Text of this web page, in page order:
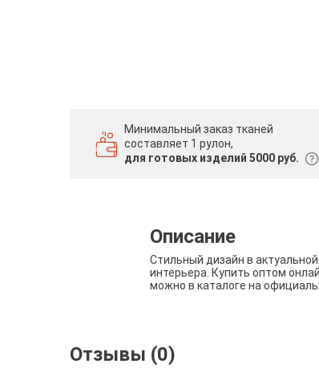
Минимальный заказ тканей
составляет 1 рулон,
для готовых изделий 5000 руб.
Описание
Стильный дизайн в
интерьера. Купить оптом
можно в каталоге на
Отзывы (0)